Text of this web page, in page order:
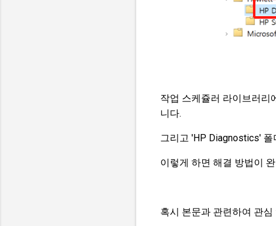
작업 스케쥴러 라이브러리
니다.
그리고 'HP Diagnostics'
이렇게 하면 해결 방법이
혹시 본문과 관련하여 관